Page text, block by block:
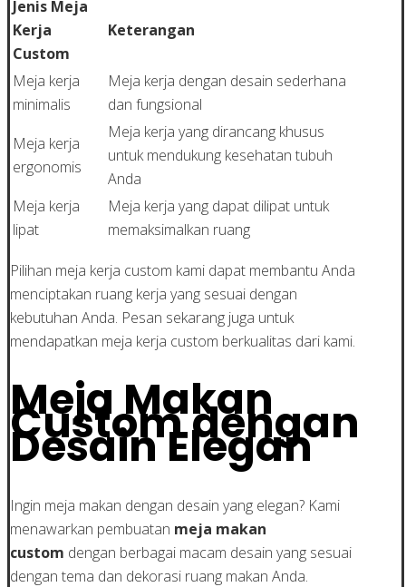
Jenis Meja
Kerja
Custom
Keterangan
Meja kerja
minimalis
Meja kerja dengan desain sederhana
dan fungsional
Meja kerja
ergonomis
Meja kerja yang dirancang khusus
untuk mendukung kesehatan tubuh
Anda
Meja kerja
lipat
Meja kerja yang dapat dilipat untuk
memaksimalkan ruang
Pilihan meja kerja custom kami dapat membantu Anda
menciptakan ruang kerja yang sesuai dengan
kebutuhan Anda. Pesan sekarang juga untuk
mendapatkan meja kerja custom berkualitas dari kami.
Meja Makan
Custom dengan
Desain Elegan
Ingin meja makan dengan desain yang elegan? Kami
menawarkan pembuatan meja makan
custom dengan berbagai macam desain yang sesuai
dengan tema dan dekorasi ruang makan Anda.